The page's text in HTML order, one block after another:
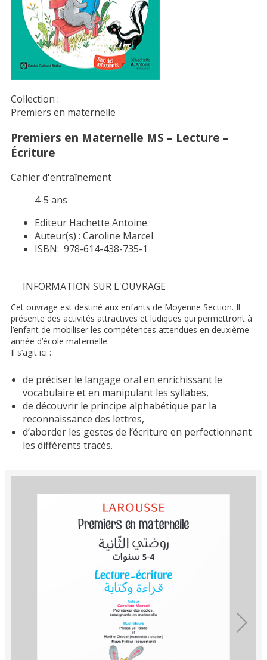
Collection :
Premiers en maternelle
Premiers en Maternelle MS – Lecture –
Écriture
Cahier d'entraînement
4-5 ans
Editeur Hachette Antoine
Auteur(s) : Caroline Marcel
ISBN: 978-614-438-735-1
INFORMATION SUR L'OUVRAGE
Cet ouvrage est destiné aux enfants de Moyenne Section. Il
présente des activités attractives et ludiques qui permettront à
l’enfant de mobiliser les compétences attendues en deuxième
année d’école maternelle.
Il s’agit ici :
de préciser le langage oral en enrichissant le
vocabulaire et en manipulant les syllabes,
de découvrir le principe alphabétique par la
reconnaissance des lettres,
d’aborder les gestes de l’écriture en perfectionnant
les différents tracés.